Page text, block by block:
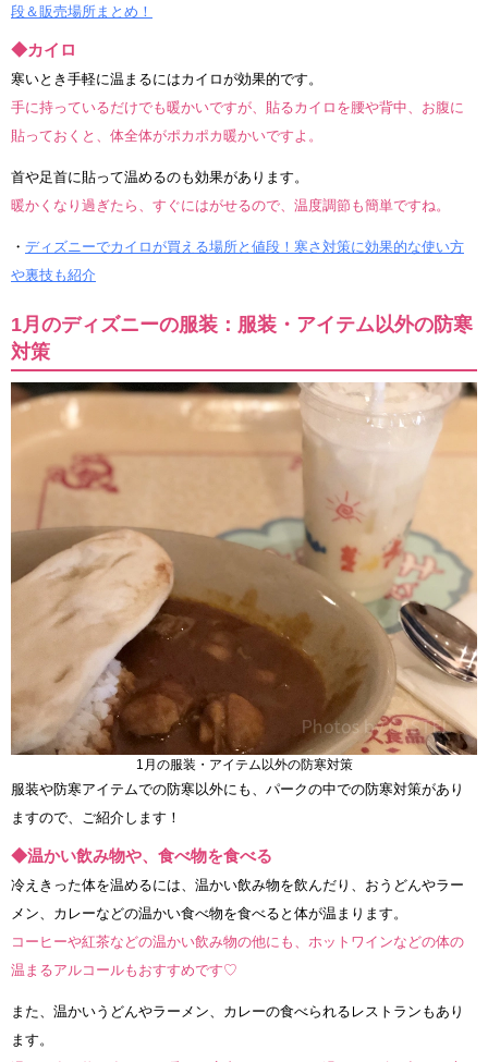
段＆販売場所まとめ！
◆カイロ
寒いとき手軽に温まるにはカイロが効果的です。
手に持っているだけでも暖かいですが、貼るカイロを腰や背中、お腹に
貼っておくと、体全体がポカポカ暖かいですよ。
首や足首に貼って温めるのも効果があります。
暖かくなり過ぎたら、すぐにはがせるので、温度調節も簡単ですね。
・ ディズニーでカイロが買える場所と値段！寒さ対策に効果的な使い方
や裏技も紹介
1月のディズニーの服装：服装・アイテム以外の防寒
対策
1月の服装・アイテム以外の防寒対策
服装や防寒アイテムでの防寒以外にも、パークの中での防寒対策があり
ますので、ご紹介します！
◆温かい飲み物や、食べ物を食べる
冷えきった体を温めるには、温かい飲み物を飲んだり、おうどんやラー
メン、カレーなどの温かい食べ物を食べると体が温まります。
コーヒーや紅茶などの温かい飲み物の他にも、ホットワインなどの体の
温まるアルコールもおすすめです♡
また、温かいうどんやラーメン、カレーの食べられるレストランもあり
ます。